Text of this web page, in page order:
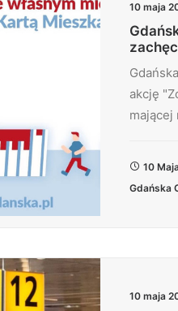
10 maja
akcję
mającej
10
Gdańska
10 maja